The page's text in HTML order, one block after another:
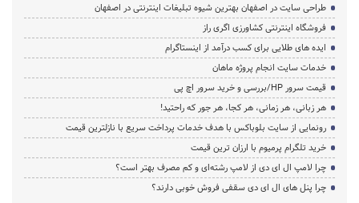
طراحی سایت در اصفهان بهترین شیوه تبلیغات اینترنتی در اصفهان
فروشگاه اینترنتی کشاورزی اگری راز
ایده های طلایی برای کسب درآمد از اینستاگرام
خدمات سایت انجام پروژه ماهان
قیمت سرور HP/بررسی و خرید سرور اچ پی
هر زبانی، هر زمانی، هر کجا، هر جور که راحتید!
رونمایی از سایت بلوباکس با هدف خدمات پرداخت سریع با نازلترین قیمت
خرید تلگرام پرمیوم با ارزان ترین قیمت
چرا لامپ ال ای دی از لامپ رشته‌ای و کم مصرف بهتر است؟
چرا پنل های ال ای دی سقفی فروش خوبی دارند؟